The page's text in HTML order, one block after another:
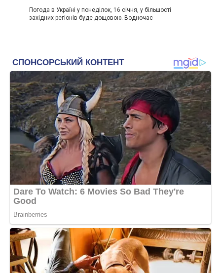
Погода в Україні у понеділок, 16 січня, у більшості
західних регіонів буде дощовою. Водночас